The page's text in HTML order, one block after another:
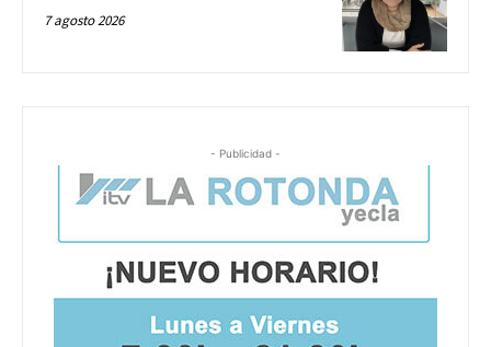
7 agosto 2026
- Publicidad -